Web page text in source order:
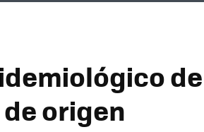
de
origen